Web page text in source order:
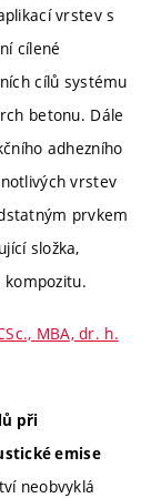
vrstev s
cílené
cílů systému
betonu. Dále
adhezního
vrstev
prvkem
složka,
MBA, dr. h.
při
emise
neobvyklá